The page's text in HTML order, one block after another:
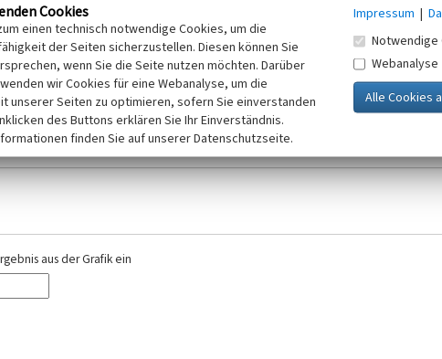
E-Mail-Adresse. Ihre Angaben werden ausschließlich im Rahmen der KuLaDig-
des Telemediengesetzes, des Datenschutzgesetzes NRW und der seit
beachten Sie bitte unsere Hinweise zumDatenschutz
aus der Grafik ein
Cookies
einen technisch notwendige Cookies, um die
der Seiten sicherzustellen. Diesen können Sie
wenn Sie die Seite nutzen möchten. Darüber
wir Cookies für eine Webanalyse, um die
unserer Seiten zu optimieren, sofern Sie einverstanden
des Buttons erklären Sie Ihr Einverständnis.
finden Sie auf unserer Datenschutzseite.
Impressum |
Notwendige
Webanalyse